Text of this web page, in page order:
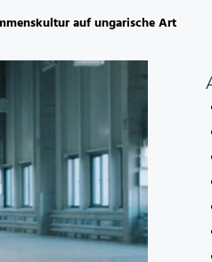
auf ungarische Art